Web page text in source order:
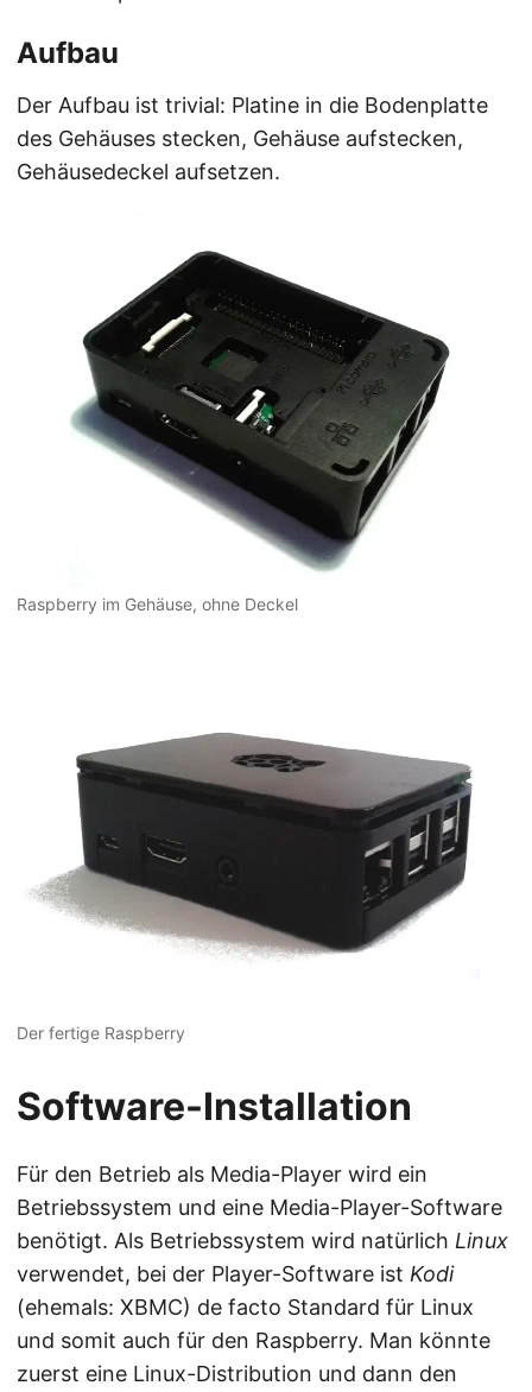
Aufbau
Der Aufbau ist trivial: Platine in die Bodenplatte
des Gehäuses stecken, Gehäuse aufstecken,
Gehäusedeckel aufsetzen.
Raspberry im Gehäuse, ohne Deckel
Der fertige Raspberry
Software-Installation
Für den Betrieb als Media-Player wird ein
Betriebssystem und eine Media-Player-Software
benötigt. Als Betriebssystem wird natürlich Linux
verwendet, bei der Player-Software ist Kodi
(ehemals: XBMC) de facto Standard für Linux
und somit auch für den Raspberry. Man könnte
zuerst eine Linux-Distribution und dann den